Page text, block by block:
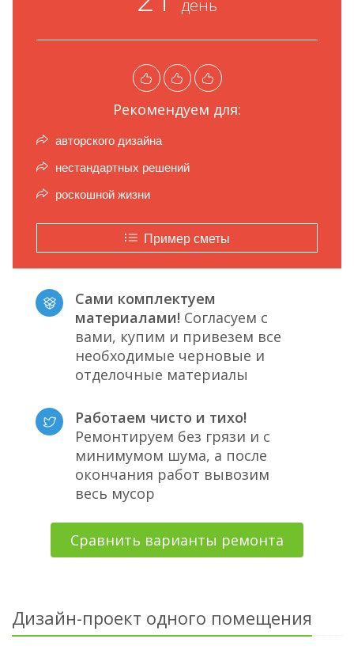
день
Рекомендуем для:
авторского дизайна
нестандартных решений
роскошной жизни
Пример сметы
Сами комплектуем
материалами! Согласуем с
вами, купим и привезем все
необходимые черновые и
отделочные материалы
Работаем чисто и тихо!
Ремонтируем без грязи и с
минимумом шума, а после
окончания работ вывозим
весь мусор
Сравнить варианты ремонта
Дизайн-проект одного помещения